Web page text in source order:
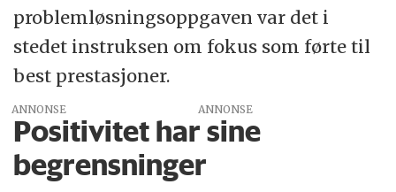
problemløsningsoppgaven var det i
stedet instruksen om fokus som førte til
best prestasjoner.
ANNONSE
Positivitet har sine
begrensninger